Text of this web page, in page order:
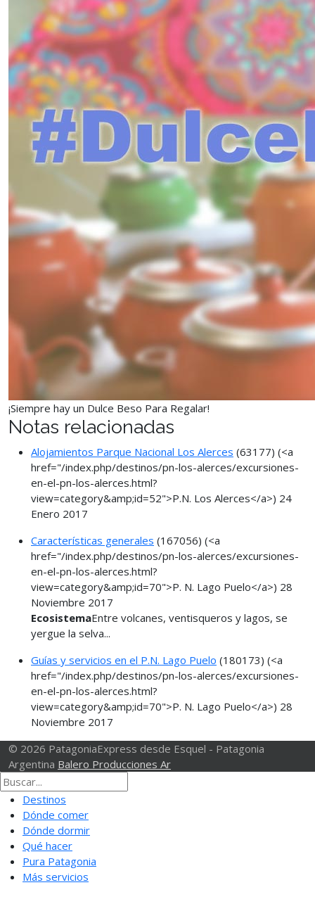
¡Siempre hay un Dulce Beso Para Regalar!
Notas relacionadas
Alojamientos Parque Nacional Los Alerces (63177) (<a
href="/index.php/destinos/pn-los-alerces/excursiones-
en-el-pn-los-alerces.html?
view=category&amp;id=52">P.N. Los Alerces</a>) 24
Enero 2017
Características generales (167056) (<a
href="/index.php/destinos/pn-los-alerces/excursiones-
en-el-pn-los-alerces.html?
view=category&amp;id=70">P. N. Lago Puelo</a>) 28
Noviembre 2017
EcosistemaEntre volcanes, ventisqueros y lagos, se
yergue la selva...
Guías y servicios en el P.N. Lago Puelo (180173) (<a
href="/index.php/destinos/pn-los-alerces/excursiones-
en-el-pn-los-alerces.html?
view=category&amp;id=70">P. N. Lago Puelo</a>) 28
Noviembre 2017
© 2026 PatagoniaExpress desde Esquel - Patagonia
Argentina Balero Producciones Ar
Destinos
Dónde comer
Dónde dormir
Qué hacer
Pura Patagonia
Más servicios